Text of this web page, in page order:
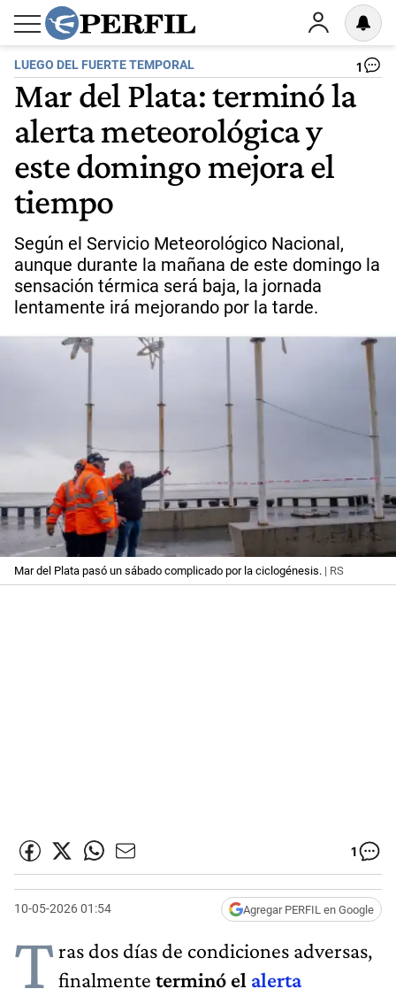
LUEGO DEL FUERTE TEMPORAL 1
Mar del Plata: terminó la
alerta meteorológica y
este domingo mejora el
tiempo
Según el Servicio Meteorológico Nacional,
aunque durante la mañana de este domingo la
sensación térmica será baja, la jornada
lentamente irá mejorando por la tarde.
Mar del Plata pasó un sábado complicado por la ciclogénesis. | RS
1
10-05-2026 01:54 Agregar PERFIL en Google
Tras dos días de condiciones adversas,
finalmente terminó el alerta